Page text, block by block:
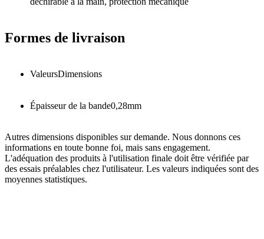
Formes de livraison
ValeursDimensions
Épaisseur de la bande0,28mm
Autres dimensions disponibles sur demande. Nous donnons ces
informations en toute bonne foi, mais sans engagement.
L'adéquation des produits à l'utilisation finale doit être vérifiée par
des essais préalables chez l'utilisateur. Les valeurs indiquées sont des
moyennes statistiques.